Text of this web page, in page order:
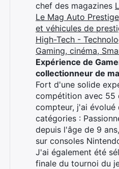
chef des magazines
Le Mag Auto
et véhicules de
High-Tech -
Gaming, cinéma,
Expérience de
collectionneur de
Fort d'une solide
compétition avec 55
compteur, j'ai évolué
catégories :
depuis l'âge de 9
sur consoles
J'ai également été
finale du tournoi du
Rechercher
: